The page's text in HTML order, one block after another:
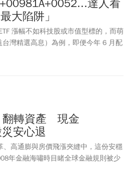
達人看
大陷阱」
漲幅不如科技股或市值型標的，而萌
灣精選高息）為例，即便今年 6 月配
績效落後 0050、0052 而動了換股的
翻轉資產 現金
安心退
高通膨與房價飛漲夾縫中，這份安穩
年金融海嘯時目睹全球金融規則被少
名毫無投資經驗的小白，逐步摸索出